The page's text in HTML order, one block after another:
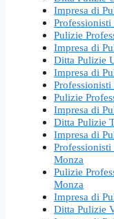
Impresa di
Pulizie
Impresa di
Ditta Pulizie
Impresa di
Pulizie
Impresa di
Ditta Pulizie
Impresa di
Monza
Pulizie
Monza
Impresa di
Ditta Pulizie